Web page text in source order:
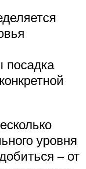
посадка
уровня
– от